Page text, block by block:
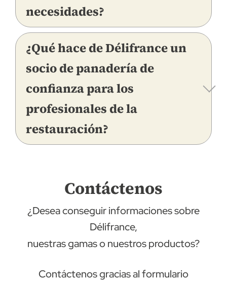
necesidades?
¿Qué hace de Délifrance un
socio de panadería de
confianza para los
profesionales de la
restauración?
Contáctenos
¿Desea conseguir informaciones sobre
Délifrance,
nuestras gamas o nuestros productos?
Contáctenos gracias al formulario